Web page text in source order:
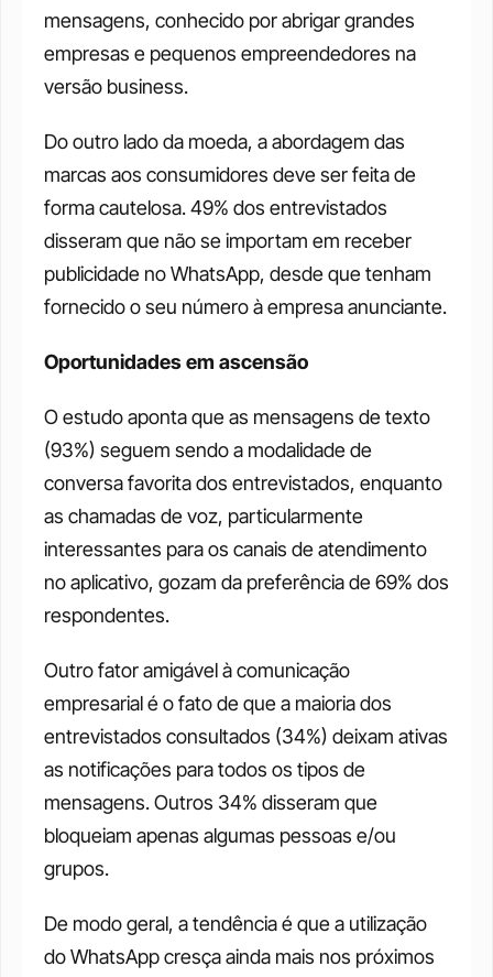
mensagens, conhecido por abrigar grandes
empresas e pequenos empreendedores na
versão business.
Do outro lado da moeda, a abordagem das
marcas aos consumidores deve ser feita de
forma cautelosa. 49% dos entrevistados
disseram que não se importam em receber
publicidade no WhatsApp, desde que tenham
fornecido o seu número à empresa anunciante.
Oportunidades em ascensão
O estudo aponta que as mensagens de texto
(93%) seguem sendo a modalidade de
conversa favorita dos entrevistados, enquanto
as chamadas de voz, particularmente
interessantes para os canais de atendimento
no aplicativo, gozam da preferência de 69% dos
respondentes.
Outro fator amigável à comunicação
empresarial é o fato de que a maioria dos
entrevistados consultados (34%) deixam ativas
as notificações para todos os tipos de
mensagens. Outros 34% disseram que
bloqueiam apenas algumas pessoas e/ou
grupos.
De modo geral, a tendência é que a utilização
do WhatsApp cresça ainda mais nos próximos